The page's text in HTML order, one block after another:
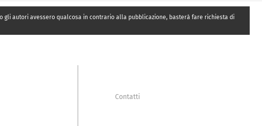
gli autori avessero qualcosa in contrario alla pubblicazione, basterà fare richiesta di
Contatti